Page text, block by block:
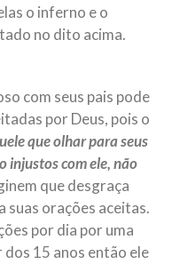
o inferno e o
no dito acima.
com seus pais pode
por Deus, pois o
que olhar para seus
injustos com ele, não
que desgraça
suas orações aceitas.
por dia por uma
dos 15 anos então ele